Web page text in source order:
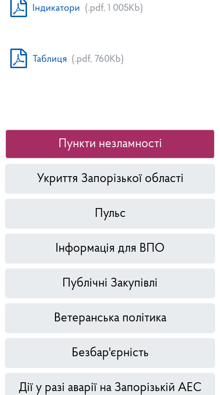
Індикатори (.pdf, 1 005Kb)
Таблиця (.pdf, 760Kb)
Пункти незламності
Укриття Запорізької області
Пульс
Інформація для ВПО
Публічні Закупівлі
Ветеранська політика
Безбар'єрність
Дії у разі аварії на Запорізькій АЕС